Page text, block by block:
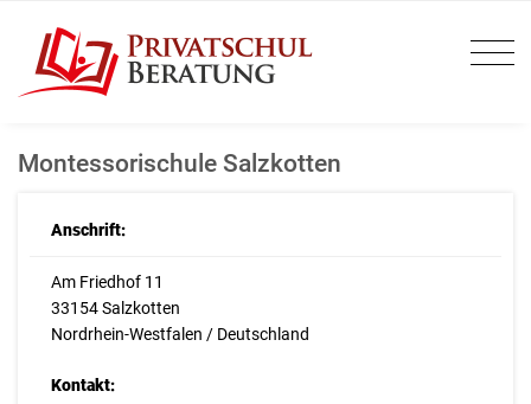
Montessorischule Salzkotten
Anschrift:
Am Friedhof 11
33154 Salzkotten
Nordrhein-Westfalen / Deutschland
Kontakt: